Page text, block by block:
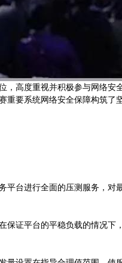
，高度重视并积极参与网络
重要系统网络安全保障构筑了
平台进行全面的压测服务，
保证平台的平稳负载的情况下